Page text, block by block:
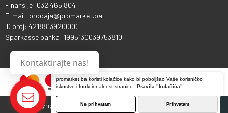
promarket.ba koristi kolačiće kako bi poboljšao Vaše korisničko
iskustvo i funkcionalnost stranice.
Pravila "kolačića"
Ne prihvatam Prihvatam
Finansije: 032 465 804
E-mail: prodaja@promarket.ba
ID broj: 4218813920000
Sparkasse banka: 1995130039753810
Copyright © 2013 - 2026 ProComp d.o.o. Sva prava pridržana.
Kontaktirajte nas!